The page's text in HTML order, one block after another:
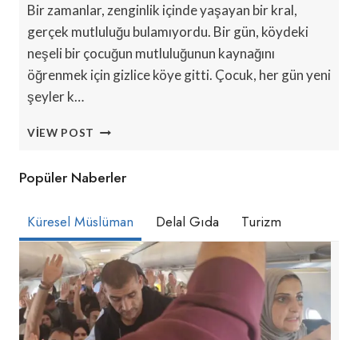
Bir zamanlar, zenginlik içinde yaşayan bir kral,
gerçek mutluluğu bulamıyordu. Bir gün, köydeki
neşeli bir çocuğun mutluluğunun kaynağını
öğrenmek için gizlice köye gitti. Çocuk, her gün yeni
şeyler k…
VIEW POST ‘KISA
Popüler Naberler
Küresel Müslüman Delal Gıda Turizm